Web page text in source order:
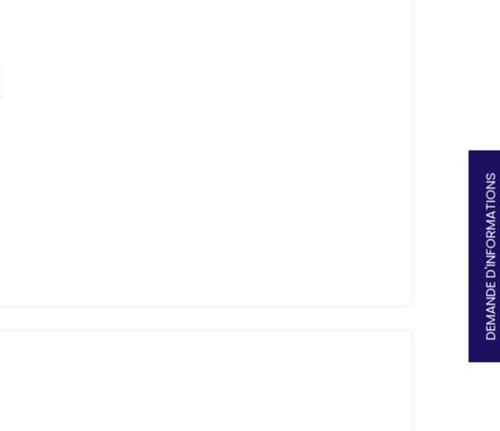
DEMANDE D'INFORMATIONS